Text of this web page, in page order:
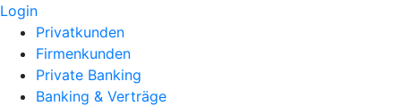
Login
Privatkunden
Firmenkunden
Private Banking
Banking & Verträge